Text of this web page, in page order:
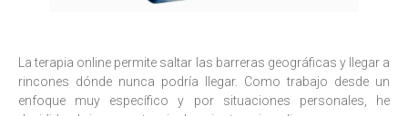
La terapia online permite saltar las barreras geográficas y llegar a
rincones dónde nunca podría llegar. Como trabajo desde un
enfoque muy específico y por situaciones personales, he